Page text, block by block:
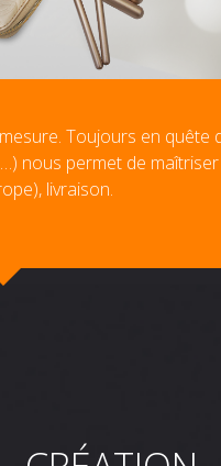
Toujours en
nous permet de
livraison.